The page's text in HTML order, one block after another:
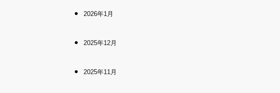
2026年1月
2025年12月
2025年11月